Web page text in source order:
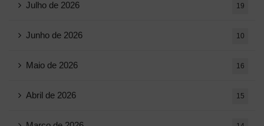
Julho de 2026 19
Junho de 2026 10
Maio de 2026 16
Abril de 2026 15